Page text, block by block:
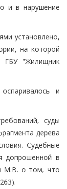
и в нарушение
установлено,
на которой
ГБУ "Жилищник
и
суды
дерева
Судебные
допрошенной в
М.В. о том, что